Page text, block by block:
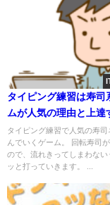
タイピング練習は寿司
ムが人気の理由と上達
のコツ
タイピング練習で人気の寿司
んでいくゲーム。 回転寿司
ので、流れきってしまわな
ッと打っていきます。 ...